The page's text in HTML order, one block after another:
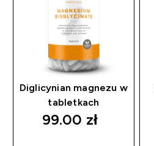
Diglicynian magnezu w
tabletkach
99.00 zł‎